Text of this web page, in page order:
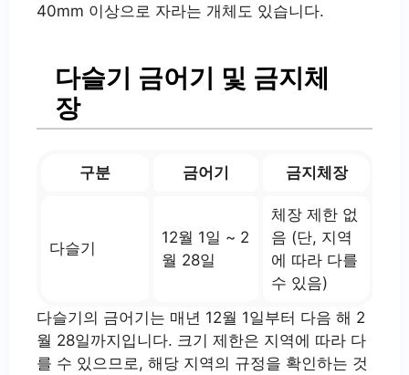
40mm 이상으로 자라는 개체도 있습니다.
다슬기 금어기 및 금지체
장
구분 금어기 금지체장
다슬기
12월 1일 ~ 2
월 28일
체장 제한 없
음 (단, 지역
에 따라 다를
수 있음)
다슬기의 금어기는 매년 12월 1일부터 다음 해 2
월 28일까지입니다. 크기 제한은 지역에 따라 다
를 수 있으므로, 해당 지역의 규정을 확인하는 것